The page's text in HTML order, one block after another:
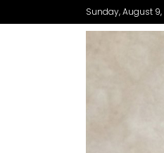
Sunday, August